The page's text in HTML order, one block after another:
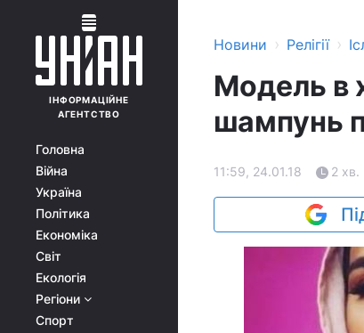
ІНФОРМАЦІЙНЕ
АГЕНТСТВО
Головна
Війна
Україна
Політика
Економіка
Світ
Екологія
Регіони
Спорт
Новини › Релігії ›
Модель в
шампунь
11:59, 24.01.18 2 хв.